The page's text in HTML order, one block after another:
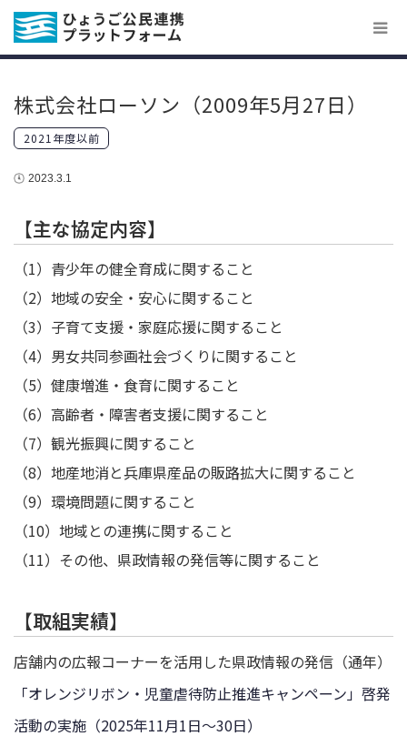
株式会社ローソン（2009年5月27日）
2021年度以前
2023.3.1
【主な協定内容】
（1）青少年の健全育成に関すること
（2）地域の安全・安心に関すること
（3）子育て支援・家庭応援に関すること
（4）男女共同参画社会づくりに関すること
（5）健康増進・食育に関すること
（6）高齢者・障害者支援に関すること
（7）観光振興に関すること
（8）地産地消と兵庫県産品の販路拡大に関すること
（9）環境問題に関すること
（10）地域との連携に関すること
（11）その他、県政情報の発信等に関すること
【取組実績】
店舗内の広報コーナーを活用した県政情報の発信（通年）
「オレンジリボン・児童虐待防止推進キャンペーン」啓発
活動の実施（2025年11月1日～30日）